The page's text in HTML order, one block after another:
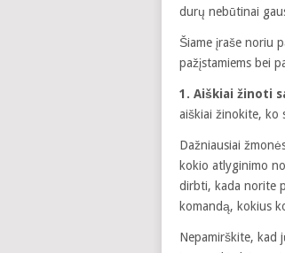
durų nebūtinai
Šiame įraše noriu
pažįstamiems bei
1. Aiškiai žinoti
aiškiai žinokite, ko
Dažniausiai
kokio atlyginimo
dirbti, kada norite
komandą, kokius
Nepamirškite, kad